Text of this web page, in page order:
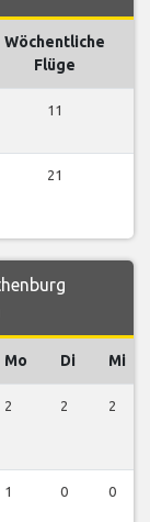
Wöchentliche
Flüge
11
21
Mo Di Mi
2 2 2
1 0 0